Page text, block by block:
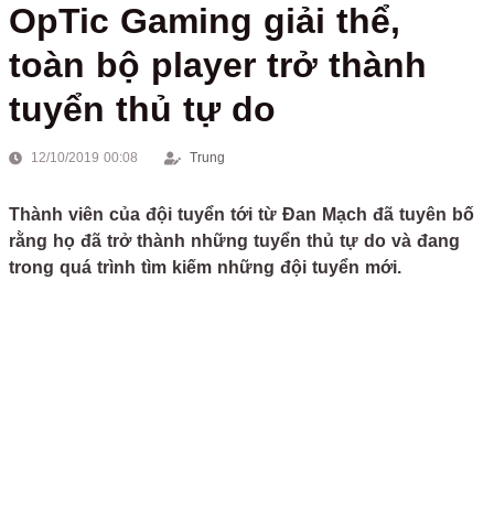
OpTic Gaming giải thể,
toàn bộ player trở thành
tuyển thủ tự do
12/10/2019 00:08 Trung
Thành viên của đội tuyển tới từ Đan Mạch đã tuyên bố
rằng họ đã trở thành những tuyển thủ tự do và đang
trong quá trình tìm kiếm những đội tuyển mới.